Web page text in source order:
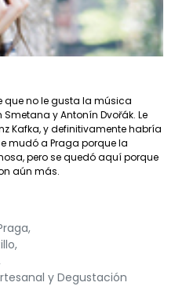
que no le gusta la música
y Antonín Dvořák. Le
Kafka, y definitivamente habría
mudó a Praga porque la
pero se quedó aquí porque
aún más.
y Degustación